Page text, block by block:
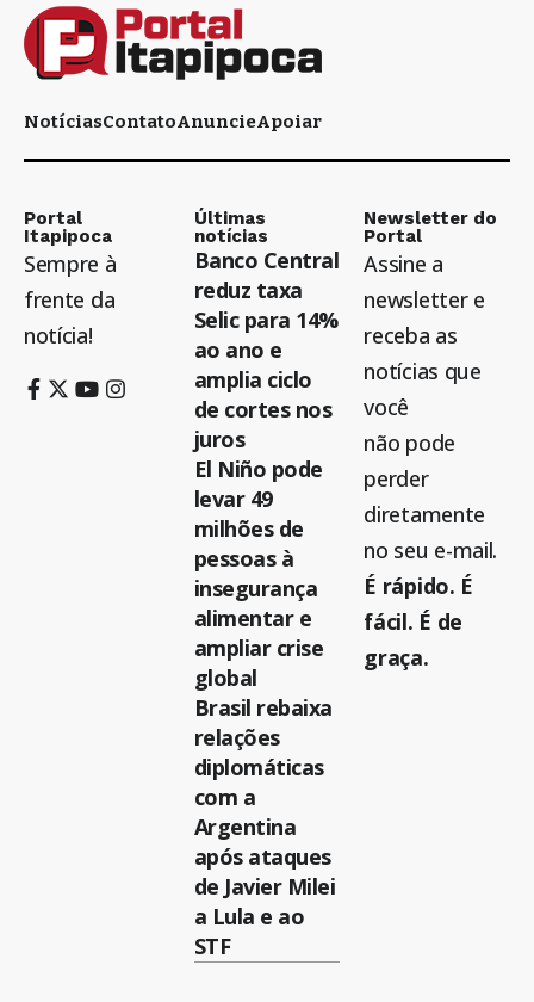
NotíciasContatoAnuncieApoiar
Portal
Itapipoca
Sempre à
frente da
notícia!
Últimas
notícias
Banco Central
reduz taxa
Selic para 14%
ao ano e
amplia ciclo
de cortes nos
juros
El Niño pode
levar 49
milhões de
pessoas à
insegurança
alimentar e
ampliar crise
global
Brasil rebaixa
relações
diplomáticas
com a
Argentina
após ataques
de Javier Milei
a Lula e ao
STF
Newsletter do
Portal
Assine a
newsletter e
receba as
notícias que
você
não pode
perder
diretamente
no seu e-mail.
É rápido. É
fácil. É de
graça.